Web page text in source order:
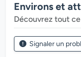
Environs et
Découvrez tout ce
Signaler un